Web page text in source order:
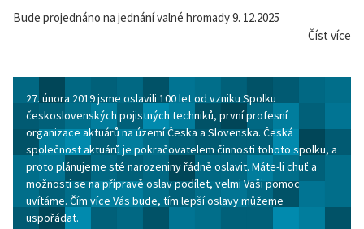
Bude projednáno na jednání valné hromady 9. 12.2025
Číst více
27. února 2019 jsme oslavili 100 let od vzniku Spolku
československých pojistných techniků, první profesní
organizace aktuárů na území Česka a Slovenska. Česká
společnost aktuárů je pokračovatelem činnosti tohoto spolku, a
proto plánujeme sté narozeniny řádně oslavit. Máte-li chuť a
možnosti se na přípravě oslav podílet, velmi Vaši pomoc
uvítáme. Čím více Vás bude, tím lepší oslavy můžeme
uspořádat.